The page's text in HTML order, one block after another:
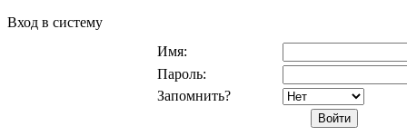
Вход в систему
Имя:
Пароль:
Запомнить?